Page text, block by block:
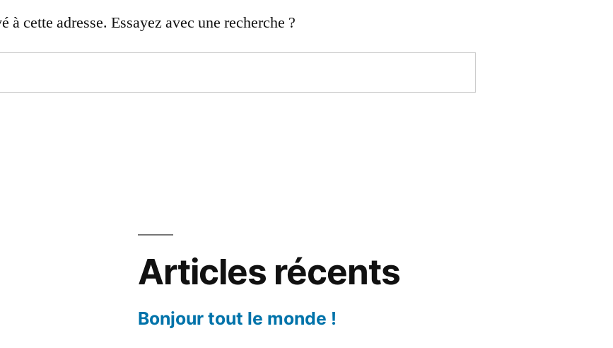
à cette adresse. Essayez avec une recherche ?
Articles récents
Bonjour tout le monde !